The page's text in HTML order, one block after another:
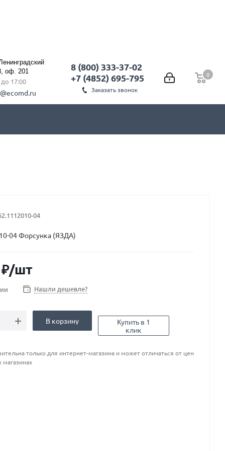
0
0
8 (800) 333-37-02
+7 (4852) 695-795
Заказать звонок
оф. 201
до 17:00
04
04 Форсунка (ЯЗДА)
/шт
Нашли дешевле?
В корзину
Купить в 1
клик
только для интернет-магазина и может отличаться от цен
магазинах